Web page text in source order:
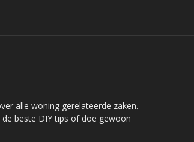
alle woning gerelateerde zaken.
beste DIY tips of doe gewoon